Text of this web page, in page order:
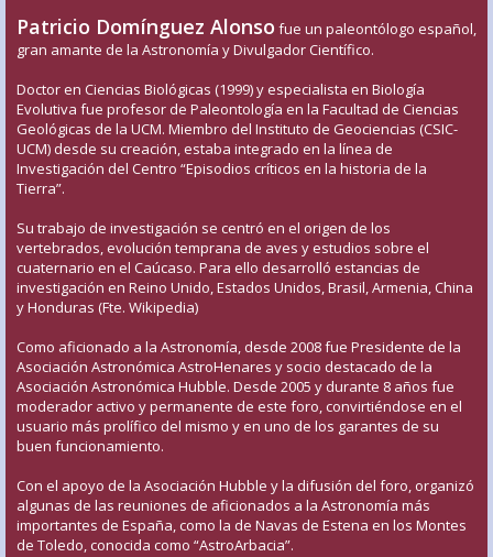
Patricio Domínguez Alonso fue un paleontólogo español,
gran amante de la Astronomía y Divulgador Científico.
Doctor en Ciencias Biológicas (1999) y especialista en Biología
Evolutiva fue profesor de Paleontología en la Facultad de Ciencias
Geológicas de la UCM. Miembro del Instituto de Geociencias (CSIC-
UCM) desde su creación, estaba integrado en la línea de
Investigación del Centro “Episodios críticos en la historia de la
Tierra”.
Su trabajo de investigación se centró en el origen de los
vertebrados, evolución temprana de aves y estudios sobre el
cuaternario en el Caúcaso. Para ello desarrolló estancias de
investigación en Reino Unido, Estados Unidos, Brasil, Armenia, China
y Honduras (Fte. Wikipedia)
Como aficionado a la Astronomía, desde 2008 fue Presidente de la
Asociación Astronómica AstroHenares y socio destacado de la
Asociación Astronómica Hubble. Desde 2005 y durante 8 años fue
moderador activo y permanente de este foro, convirtiéndose en el
usuario más prolífico del mismo y en uno de los garantes de su
buen funcionamiento.
Con el apoyo de la Asociación Hubble y la difusión del foro, organizó
algunas de las reuniones de aficionados a la Astronomía más
importantes de España, como la de Navas de Estena en los Montes
de Toledo, conocida como “AstroArbacia”.